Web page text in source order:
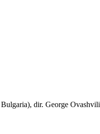
dir. George Ovashvili